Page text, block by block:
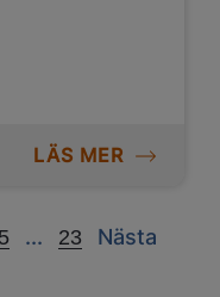
LÄS MER
5 ...
Next23 Nästa
Next